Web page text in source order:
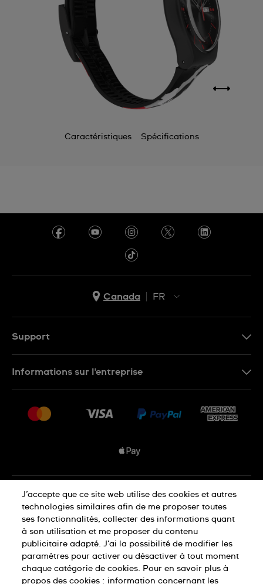
Caractéristiques Spécifications
Canada
FR
Support
Conditions De Vente
Informations sur l'entreprise
Nous rejoindre
Déclaration de confidentialité
Déclaration concernant les cookies
Conditions d'utilisation
J’accepte que ce site web utilise des cookies et autres
technologies similaires afin de me proposer toutes
ses fonctionnalités, collecter des informations quant
à son utilisation et me proposer du contenu
publicitaire adapté. J’ai la possibilité de modifier les
paramètres pour activer ou désactiver à tout moment
chaque catégorie de cookies. Pour en savoir plus à
propos des cookies : information concernant les